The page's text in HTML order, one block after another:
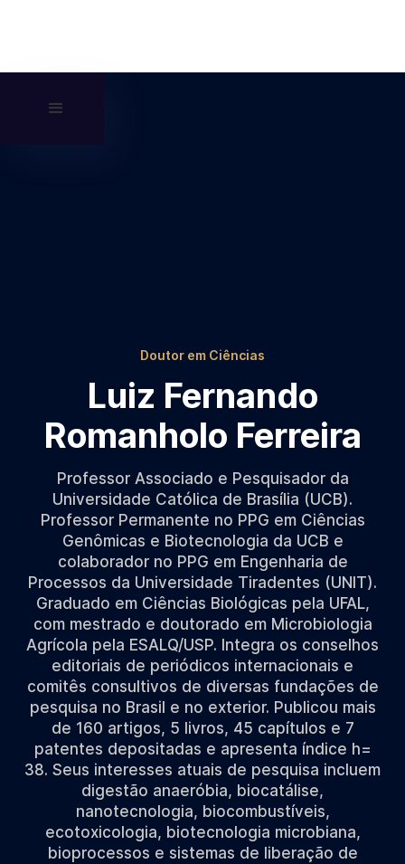
Doutor em Ciências
Luiz Fernando
Romanholo Ferreira
Professor Associado e Pesquisador da
Universidade Católica de Brasília (UCB).
Professor Permanente no PPG em Ciências
Genômicas e Biotecnologia da UCB e
colaborador no PPG em Engenharia de
Processos da Universidade Tiradentes (UNIT).
Graduado em Ciências Biológicas pela UFAL,
com mestrado e doutorado em Microbiologia
Agrícola pela ESALQ/USP. Integra os conselhos
editoriais de periódicos internacionais e
comitês consultivos de diversas fundações de
pesquisa no Brasil e no exterior. Publicou mais
de 160 artigos, 5 livros, 45 capítulos e 7
patentes depositadas e apresenta índice h=
38. Seus interesses atuais de pesquisa incluem
digestão anaeróbia, biocatálise,
nanotecnologia, biocombustíveis,
ecotoxicologia, biotecnologia microbiana,
bioprocessos e sistemas de liberação de